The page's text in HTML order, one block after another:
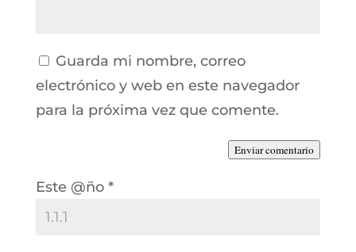
Guarda mi nombre, correo
electrónico y web en este navegador
para la próxima vez que comente.
Enviar comentario
Este @ño *